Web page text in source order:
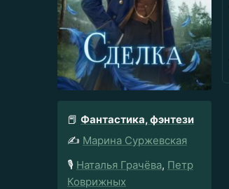
📕 Фантастика, фэнтези
✍️ Марина Суржевская
🎙️ Наталья Грачёва, Петр
Коврижных